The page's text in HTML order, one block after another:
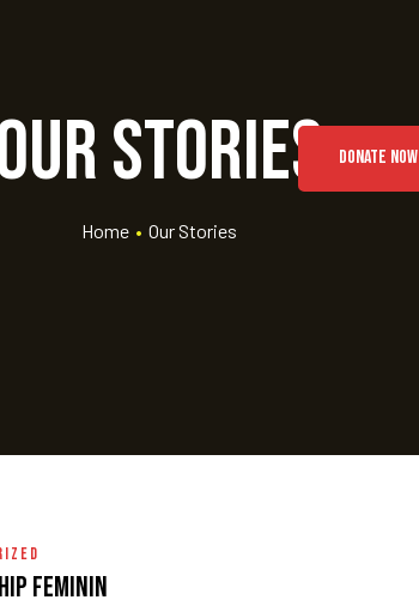
DONATE NOW
Stories
Home • Our Stories
Feminin